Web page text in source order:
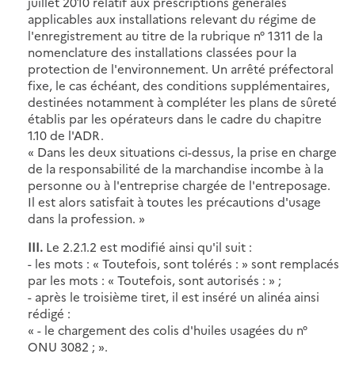
applicables aux installations relevant du régime de
l'enregistrement au titre de la rubrique n° 1311 de la
nomenclature des installations classées pour la
protection de l'environnement. Un arrêté préfectoral
fixe, le cas échéant, des conditions supplémentaires,
destinées notamment à compléter les plans de sûreté
établis par les opérateurs dans le cadre du chapitre
1.10 de l'ADR.
« Dans les deux situations ci-dessus, la prise en charge
de la responsabilité de la marchandise incombe à la
personne ou à l'entreprise chargée de l'entreposage.
Il est alors satisfait à toutes les précautions d'usage
dans la profession. »
III. Le 2.2.1.2 est modifié ainsi qu'il suit :
- les mots : « Toutefois, sont tolérés : » sont remplacés
par les mots : « Toutefois, sont autorisés : » ;
- après le troisième tiret, il est inséré un alinéa ainsi
rédigé :
« - le chargement des colis d'huiles usagées du n°
ONU 3082 ; ».